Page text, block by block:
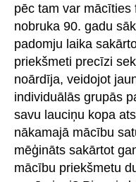
pēc tam var
nobruka 90. gadu
padomju laika
priekšmeti precīzi
noārdīja, veidojot
individuālās grupās
savu lauciņu kopa
nākamajā mācību
mēģināts sakārtot
mācību priekšmetu